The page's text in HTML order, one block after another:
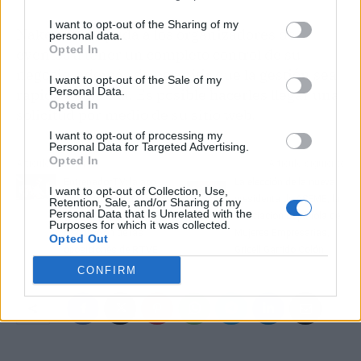
I want to opt-out of the Sharing of my
personal data.
Opted In
I want to opt-out of the Sale of my
Personal Data.
Opted In
I want to opt-out of processing my
Personal Data for Targeted Advertising.
Opted In
I want to opt-out of Collection, Use,
Retention, Sale, and/or Sharing of my
Personal Data that Is Unrelated with the
Purposes for which it was collected.
Opted Out
CONFIRM
Nakerband ayuda a los organizadores de
eventos a tener un completo control de su
negocio, además de permitir que la gestión sea
rápida y sencilla. Es posible hacerles llegar una
solicitud por medio de su sitio web.
Artículo anterior
revolucionaria que está
transformando la
preparación de las
presidenta de ASEME, la
Asociación Española de